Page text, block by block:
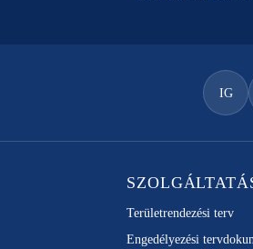
IG
Területrendezési terv
Engedélyezési